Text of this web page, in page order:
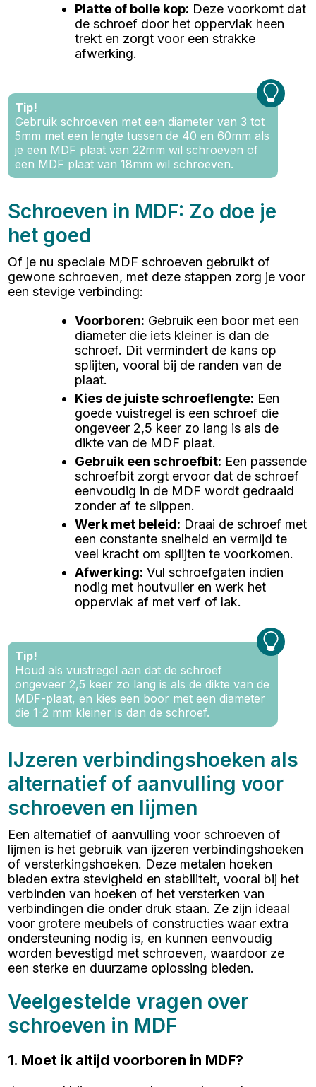
Platte of bolle kop: Deze voorkomt dat
de schroef door het oppervlak heen
trekt en zorgt voor een strakke
afwerking.
Tip!
Gebruik schroeven met een diameter van 3 tot
5mm met een lengte tussen de 40 en 60mm als
je een MDF plaat van 22mm wil schroeven of
een MDF plaat van 18mm wil schroeven.
Schroeven in MDF: Zo doe je
het goed
Of je nu speciale MDF schroeven gebruikt of
gewone schroeven, met deze stappen zorg je voor
een stevige verbinding:
Voorboren: Gebruik een boor met een
diameter die iets kleiner is dan de
schroef. Dit vermindert de kans op
splijten, vooral bij de randen van de
plaat.
Kies de juiste schroeflengte: Een
goede vuistregel is een schroef die
ongeveer 2,5 keer zo lang is als de
dikte van de MDF plaat.
Gebruik een schroefbit: Een passende
schroefbit zorgt ervoor dat de schroef
eenvoudig in de MDF wordt gedraaid
zonder af te slippen.
Werk met beleid: Draai de schroef met
een constante snelheid en vermijd te
veel kracht om splijten te voorkomen.
Afwerking: Vul schroefgaten indien
nodig met houtvuller en werk het
oppervlak af met verf of lak.
Tip!
Houd als vuistregel aan dat de schroef
ongeveer 2,5 keer zo lang is als de dikte van de
MDF-plaat, en kies een boor met een diameter
die 1-2 mm kleiner is dan de schroef.
IJzeren verbindingshoeken als
alternatief of aanvulling voor
schroeven en lijmen
Een alternatief of aanvulling voor schroeven of
lijmen is het gebruik van ijzeren verbindingshoeken
of versterkingshoeken. Deze metalen hoeken
bieden extra stevigheid en stabiliteit, vooral bij het
verbinden van hoeken of het versterken van
verbindingen die onder druk staan. Ze zijn ideaal
voor grotere meubels of constructies waar extra
ondersteuning nodig is, en kunnen eenvoudig
worden bevestigd met schroeven, waardoor ze
een sterke en duurzame oplossing bieden.
Veelgestelde vragen over
schroeven in MDF
1. Moet ik altijd voorboren in MDF?